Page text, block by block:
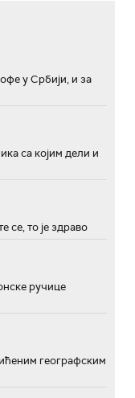
у Србији, и за
са којим дели и
се, то је здраво
ручице
географским